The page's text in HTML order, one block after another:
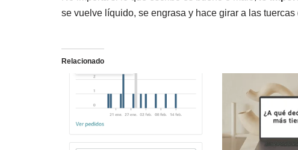
se vuelve líquido, se engrasa y hace girar a las
Relacionado